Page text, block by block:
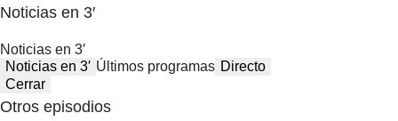
Noticias en 3′
Noticias en 3′
Noticias en 3′ Últimos programas Directo
Cerrar
Otros episodios